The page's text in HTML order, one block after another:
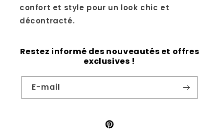
confort et style pour un look chic et
décontracté.
Restez informé des nouveautés et offres
exclusives !
E-mail
Pinterest